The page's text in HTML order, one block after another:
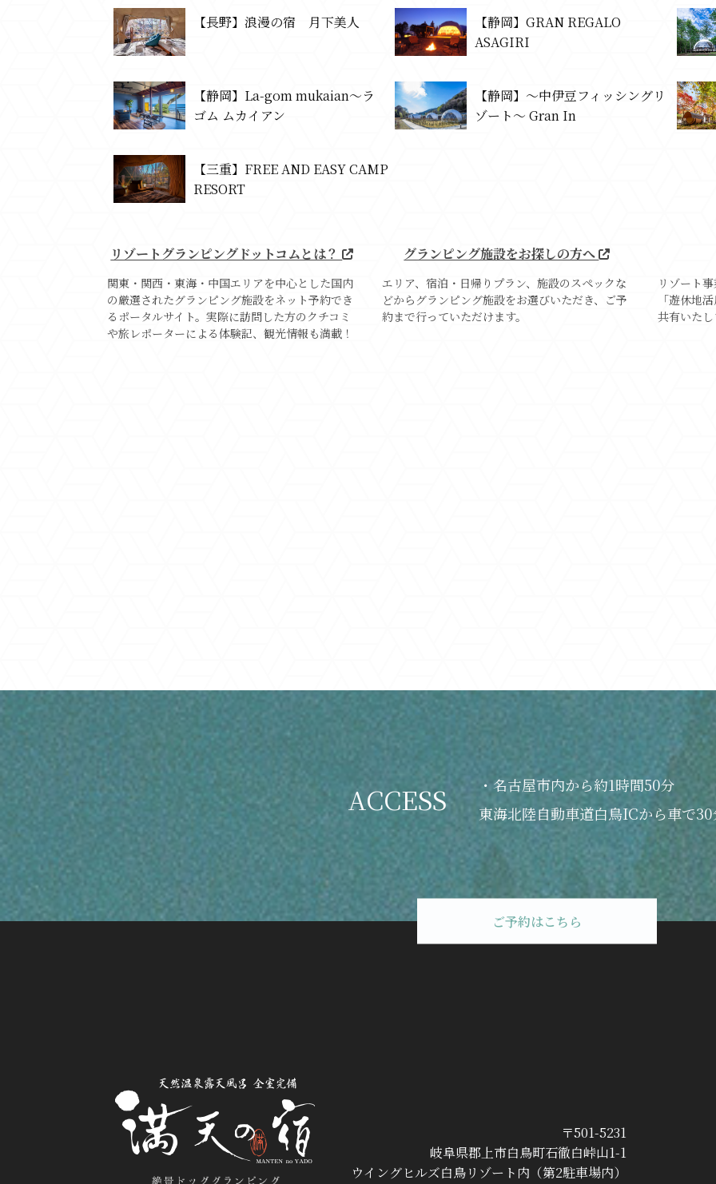
【長野】浪漫の宿 月下美人
【静岡】GRAN REGALO
ASAGIRI
【静岡】La-gom mukaian～ラ
ゴム ムカイアン
【静岡】～中伊豆フィッシングリ
ゾート～ Gran In
【三重】FREE AND EASY CAMP
RESORT
リゾートグランピングドットコムとは？
関東・関西・東海・中国エリアを中心とした国内
の厳選されたグランピング施設をネット予約でき
るポータルサイト。実際に訪問した方のクチコミ
や旅レポーターによる体験記、観光情報も満載！
グランピング施設をお探しの方へ
エリア、宿泊・日帰りプラン、施設のスペックな
どからグランピング施設をお選びいただき、ご予
約まで行っていただけます。
リゾート
「遊休地
共有いた
ACCESS
・名古屋市内から約1時間50分
東海北陸自動車道白鳥ICから車で30
ご予約はこちら
〒501-5231
岐阜県郡上市白鳥町石徹白峠山1-1
ウイングヒルズ白鳥リゾート内（第2駐車場内）